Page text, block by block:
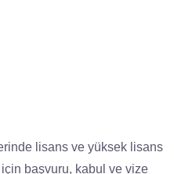
lisans ve yüksek lisans
başvuru, kabul ve vize